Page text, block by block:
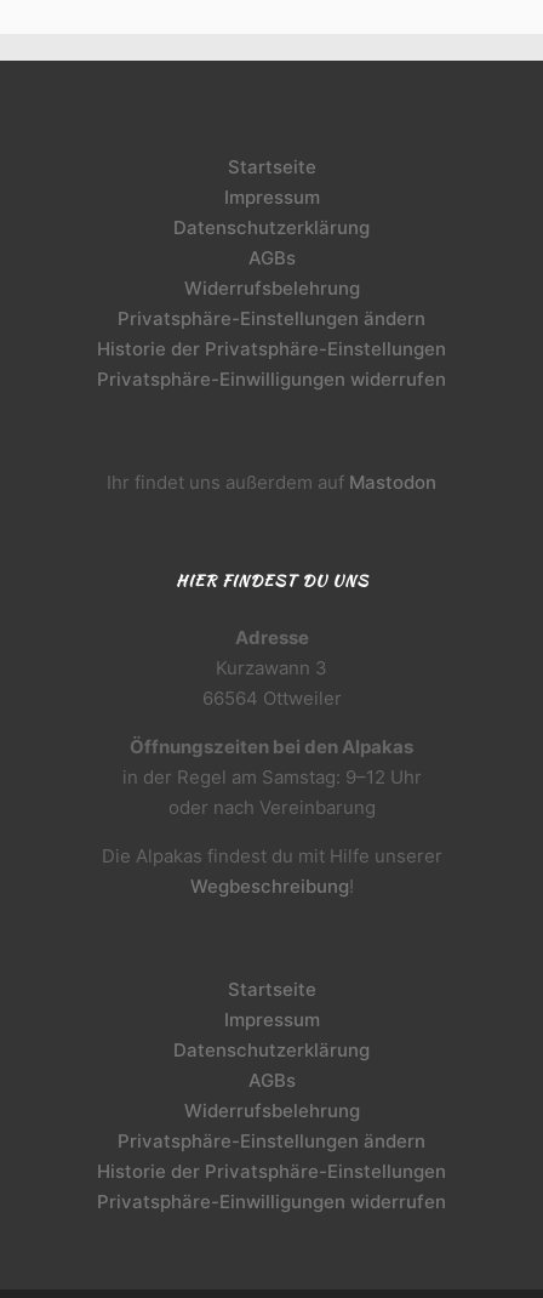
Startseite
Impressum
Datenschutzerklärung
AGBs
Widerrufsbelehrung
Privatsphäre-Einstellungen ändern
Historie der Privatsphäre-Einstellungen
Privatsphäre-Einwilligungen widerrufen
Ihr findet uns außerdem auf Mastodon
HIER FINDEST DU UNS
Adresse
Kurzawann 3
66564 Ottweiler
Öffnungszeiten bei den Alpakas
in der Regel am Samstag: 9–12 Uhr
oder nach Vereinbarung
Die Alpakas findest du mit Hilfe unserer
Wegbeschreibung!
Startseite
Impressum
Datenschutzerklärung
AGBs
Widerrufsbelehrung
Privatsphäre-Einstellungen ändern
Historie der Privatsphäre-Einstellungen
Privatsphäre-Einwilligungen widerrufen